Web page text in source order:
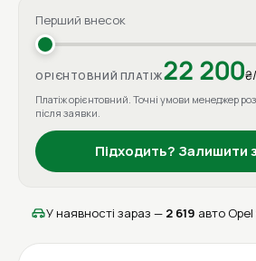
Перший внесок
ОРІЄНТОВНИЙ ПЛАТІЖ22 200
Платіж орієнтовний. Точні умови менеджер
після заявки.
Підходить? Залишити
У наявності зараз — 2 619 авто